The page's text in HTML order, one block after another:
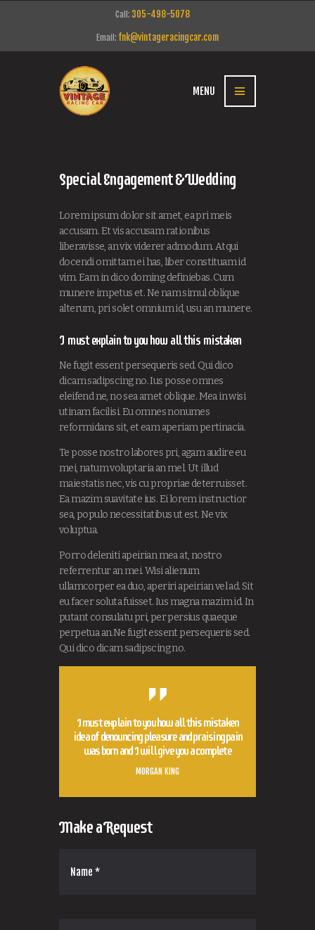
Call: 305-498-5078
Email: fnk@vintageracingcar.com
MENU
Special Engagement & Wedding
Lorem ipsum dolor sit amet, ea pri meis
accusam. Et vis accusam rationibus
liberavisse, an vix viderer admodum. Atqui
docendi omittam ei has, liber constituam id
vim. Eam in dico doming definiebas. Cum
munere impetus et. Ne nam simul oblique
alterum, pri solet omnium id, usu an munere.
I must explain to you how all this mistaken
Ne fugit essent persequeris sed. Qui dico
dicam sadipscing no. Ius posse omnes
eleifend ne, no sea amet oblique. Mea in wisi
utinam facilisi. Eu omnes nonumes
reformidans sit, et eam aperiam pertinacia.
Te posse nostro labores pri, agam audire eu
mei, natum voluptaria an mel. Ut illud
maiestatis nec, vis cu propriae deterruisset.
Ea mazim suavitate ius. Ei lorem instructior
sea, populo necessitatibus ut est. Ne vix
voluptua.
Porro deleniti apeirian mea at, nostro
referrentur an mei. Wisi alienum
ullamcorper ea duo, aperiri apeirian vel ad. Sit
eu facer soluta fuisset. Ius magna mazim id. In
putant consulatu pri, per persius quaeque
perpetua an.Ne fugit essent persequeris sed.
Qui dico dicam sadipscing no.
I must explain to you how all this mistaken
idea of denouncing pleasure and praising pain
was born and I will give you a complete
MORGAN KING
Make a Request